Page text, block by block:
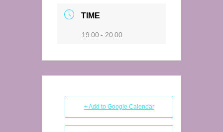
TIME
19:00 - 20:00
+ Add to Google Calendar